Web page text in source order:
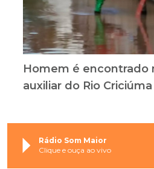
Homem é encontrado
auxiliar do Rio Criciúma
Rádio Som Maior
Clique e ouça ao vivo